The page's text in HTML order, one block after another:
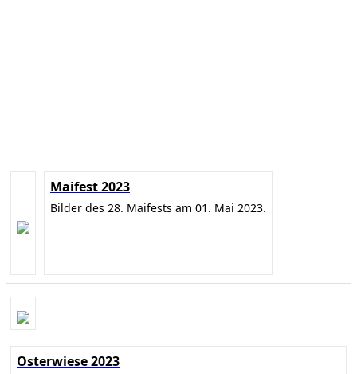
Maifest 2023
Bilder des 28. Maifests am 01. Mai 2023.
Osterwiese 2023